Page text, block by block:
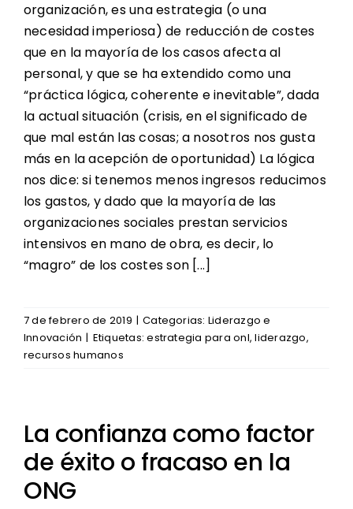
organización, es una estrategia (o una
necesidad imperiosa) de reducción de costes
que en la mayoría de los casos afecta al
personal, y que se ha extendido como una
“práctica lógica, coherente e inevitable”, dada
la actual situación (crisis, en el significado de
que mal están las cosas; a nosotros nos gusta
más en la acepción de oportunidad) La lógica
nos dice: si tenemos menos ingresos reducimos
los gastos, y dado que la mayoría de las
organizaciones sociales prestan servicios
intensivos en mano de obra, es decir, lo
“magro” de los costes son [...]
7 de febrero de 2019 | Categorias: Liderazgo e
Innovación | Etiquetas:estrategia para onl,liderazgo,
recursos humanos
La confianza como factor
de éxito o fracaso en la
ONG